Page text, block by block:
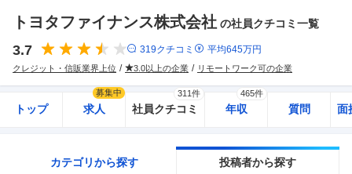
トヨタファイナンス株式会社 の社員クチコミ一覧
3.7 319クチコミ 平均645万円
クレジット・信販業界上位 3.0以上の企業 リモートワーク可の企業
トップ 求人
募集中
社員クチコミ
311件
年収
465件
質問 面
カテゴリから探す 投稿者から探す